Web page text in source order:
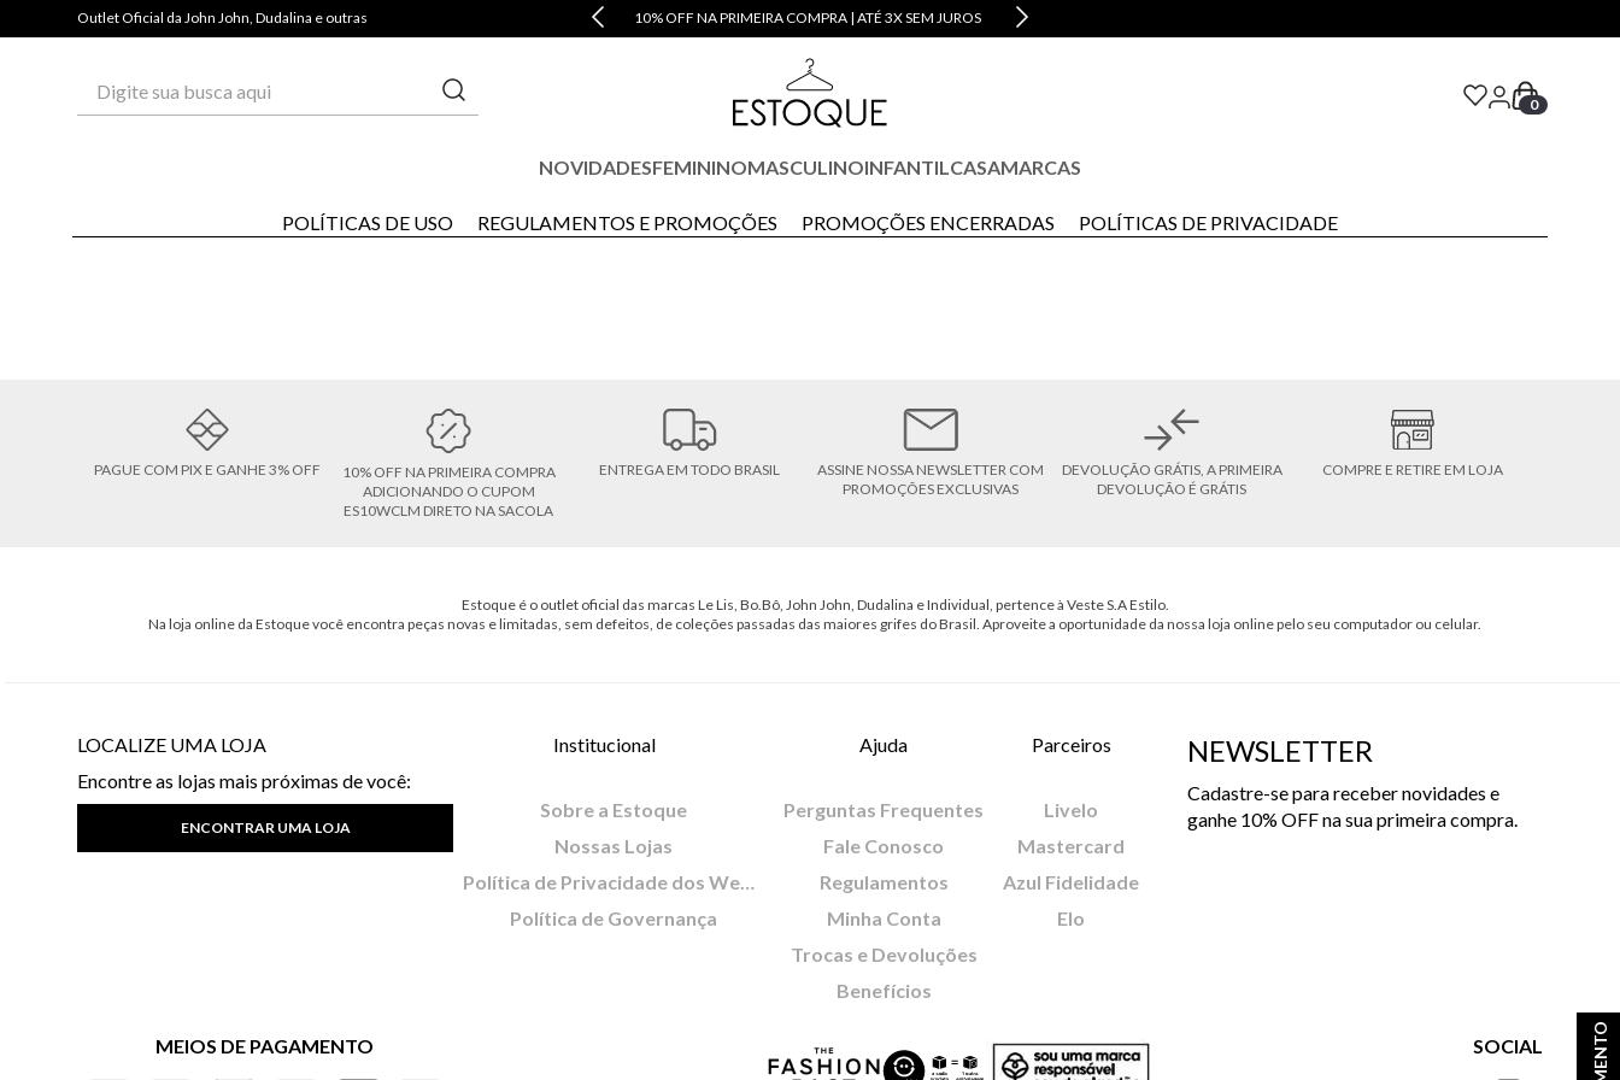
Outlet Oficial da John John, Dudalina e outrasPAGUE COM PIX E GANHE 3% OFF* 10% OFF NA PRIMEIRA COMPRA | ATÉ 3X SEM JUROS
0
NOVIDADESFEMININOMASCULINOINFANTILCASAMARCAS
POLÍTICAS DE USO REGULAMENTOS E PROMOÇÕES PROMOÇÕES ENCERRADAS POLÍTICAS DE PRIVACIDADE
PAGUE COM PIX E GANHE 3% OFF
10% OFF NA PRIMEIRA COMPRA
ADICIONANDO O CUPOM
ES10WCLM DIRETO NA SACOLA
ENTREGA EM TODO BRASIL
ASSINE NOSSA NEWSLETTER COM
PROMOÇÕES EXCLUSIVAS
DEVOLUÇÃO GRÁTIS, A PRIMEIRA
DEVOLUÇÃO É GRÁTIS
COMPRE E RETIRE EM LOJA
Estoque é o outlet oficial das marcas Le Lis, Bo.Bô, John John, Dudalina e Individual, pertence à Veste S.A Estilo.
Na loja online da Estoque você encontra peças novas e limitadas, sem defeitos, de coleções passadas das maiores grifes do Brasil. Aproveite a oportunidade da nossa loja online pelo seu computador ou celular.
LOCALIZE UMA LOJA
Encontre as lojas mais próximas de você:
ENCONTRAR UMA LOJA
Institucional
Sobre a Estoque
Nossas Lojas
Política de Privacidade dos Websites
Política de Governança
Ajuda
Perguntas Frequentes
Fale Conosco
Regulamentos
Minha Conta
Trocas e Devoluções
Benefícios
Parceiros
Livelo
Mastercard
Azul Fidelidade
Elo
NEWSLETTER
Cadastre-se para receber novidades e
ganhe 10% OFF na sua primeira compra.
MEIOS DE PAGAMENTO SOCIAL